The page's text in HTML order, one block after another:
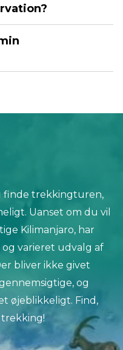
finde trekkingturen,
Uanset om du vil
Kilimanjaro, har
varieret udvalg af
bliver ikke givet
og
øjeblikkeligt. Find,